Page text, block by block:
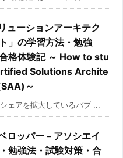
ューションアーキテク
」の学習方法・勉強
格体験記 ～ How to stu
Solutions Archite
～
ェアを拡大しているパブ ...
ロッパー – アソシエイ
勉強法・試験対策・合